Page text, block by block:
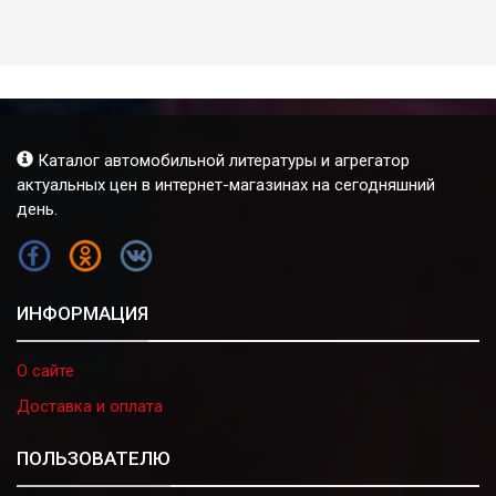
Каталог автомобильной литературы и агрегатор
актуальных цен в интернет-магазинах на сегодняшний
день.
FB OK VK
ИНФОРМАЦИЯ
О сайте
Доставка и оплата
ПОЛЬЗОВАТЕЛЮ